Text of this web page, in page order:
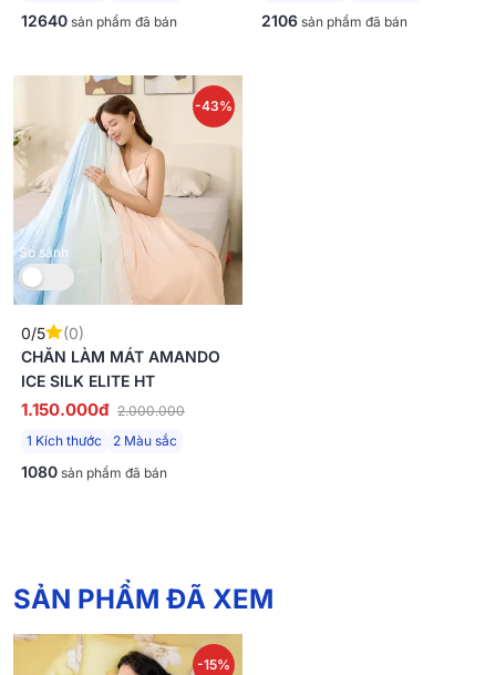
12640 sản phẩm đã bán 2106 sản phẩm đã bán
So sánh
-43%
0/5
(0)
CHĂN LÀM MÁT AMANDO
ICE SILK ELITE HT
1.150.000đ 2.000.000
1 Kích thước
2 Màu sắc
1080 sản phẩm đã bán
SẢN PHẨM ĐÃ XEM
-15%